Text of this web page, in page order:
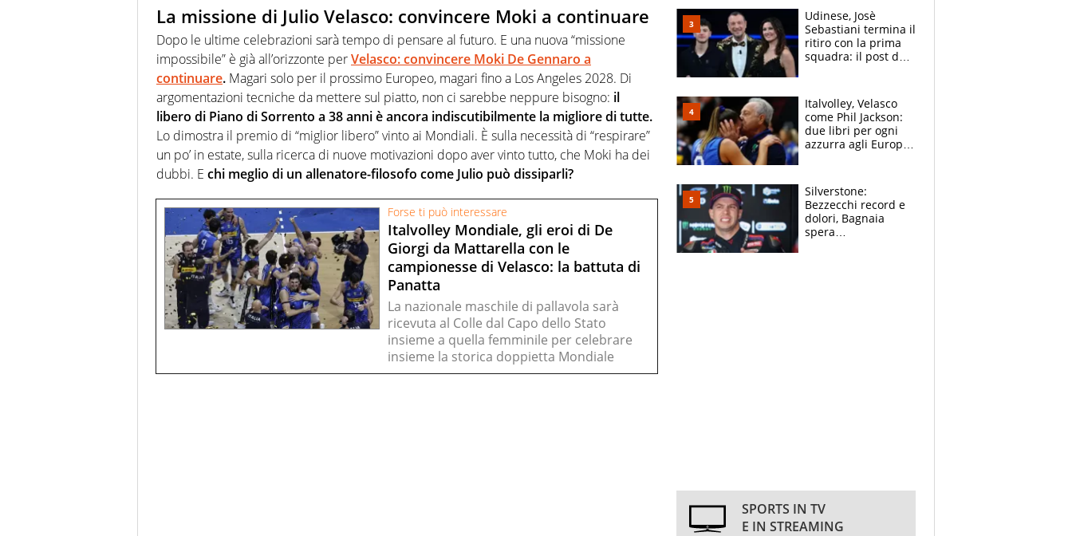
La missione di Julio Velasco: convincere Moki a continuare
Dopo le ultime celebrazioni sarà tempo di pensare al futuro. E una nuova “missione
impossibile” è già all’orizzonte perVelasco: convincere Moki De Gennaro a
continuare. Magari solo per il prossimo Europeo, magari fino a Los Angeles 2028. Di
argomentazioni tecniche da mettere sul piatto, non ci sarebbe neppure bisogno: il
libero di Piano di Sorrento a 38 anni è ancora indiscutibilmente la migliore di tutte.
Lo dimostra il premio di “miglior libero” vinto ai Mondiali. È sulla necessità di “respirare”
un po’ in estate, sulla ricerca di nuove motivazioni dopo aver vinto tutto, che Moki ha dei
dubbi. E chi meglio di un allenatore-filosofo come Julio può dissiparli?
Forse ti può interessare
Italvolley Mondiale, gli eroi di De
Giorgi da Mattarella con le
campionesse di Velasco: la battuta di
Panatta
La nazionale maschile di pallavola sarà
ricevuta al Colle dal Capo dello Stato
insieme a quella femminile per celebrare
insieme la storica doppietta Mondiale
McLaren siano
meglio?”
Udinese, Josè
Sebastiani termina il
ritiro con la prima
squadra: il post del
sfondo
Italvolley, Velasco
come Phil Jackson:
due libri per ogni
azzurra agli Europei.
Silverstone:
Bezzecchi record e
dolori, Bagnaia
spera
SPORTS IN TV
E IN STREAMING